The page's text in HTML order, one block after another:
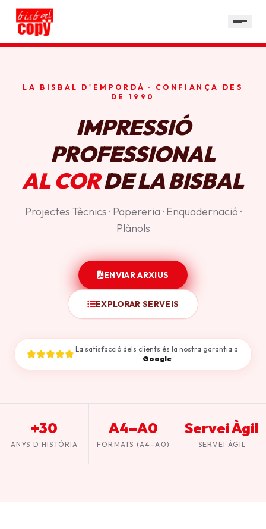
HORARI
LA BISBAL D'EMPORDÀ · CONFIANÇA DES
DE 1990
IMPRESSIÓ
PROFESSIONAL
AL CORDE LA BISBAL
Projectes Tècnics · Papereria · Enquadernació ·
Plànols
ENVIAR ARXIUS
EXPLORAR SERVEIS
La satisfacció dels clients és la nostra garantia a
Google
+30
ANYS D'HISTÒRIA
A4–A0
FORMATS (A4–A0)
Servei Àgil
SERVEI ÀGIL